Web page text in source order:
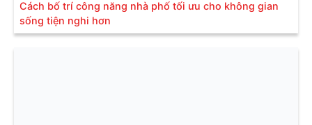
Cách bố trí công năng nhà phố tối ưu cho không gian
sống tiện nghi hơn